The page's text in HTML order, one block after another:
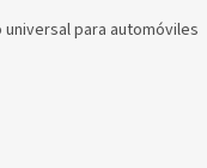
universal para automóviles